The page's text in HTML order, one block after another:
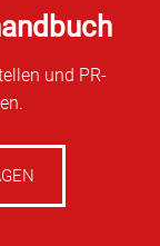
und PR-